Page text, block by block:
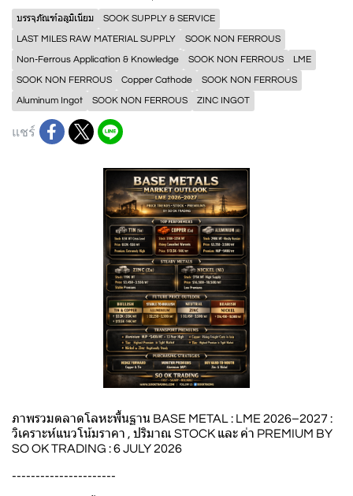
บรรจุภัณฑ์อลูมิเนียม
SOOK SUPPLY & SERVICE
LAST MILES RAW MATERIAL SUPPLY
SOOK NON FERROUS
Non-Ferrous Application & Knowledge
SOOK NON FERROUS
LME
SOOK NON FERROUS
Copper Cathode
SOOK NON FERROUS
Aluminum Ingot
SOOK NON FERROUS ZINC INGOT
แชร์
ภาพรวมตลาดโลหะพื้นฐาน BASE METAL : LME 2026–2027 :
วิเคราะห์แนวโน้มราคา , ปริมาณ STOCK และ ค่า PREMIUM BY
SO OK TRADING : 6 JULY 2026
----------------------